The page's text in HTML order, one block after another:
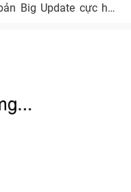
Big Update cực hot